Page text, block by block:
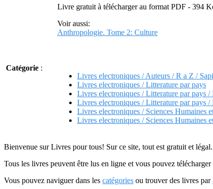
Livre gratuit à télécharger au format PDF - 394
Voir aussi:
Anthropologie. Tome 2: Culture
Catégorie :
Livres electroniques / Auteurs / R a Z /
Livres electroniques / Litterature par pays
Livres electroniques / Litterature par pays /
Livres electroniques / Litterature par pays
Livres electroniques / Sciences Humaines
Livres electroniques / Sciences Humaines
Bienvenue sur Livres pour tous! Sur ce site, tout est gratuit et
Tous les livres peuvent être lus en ligne et vous pouvez
Vous pouvez naviguer dans les catégories ou trouver des livres par